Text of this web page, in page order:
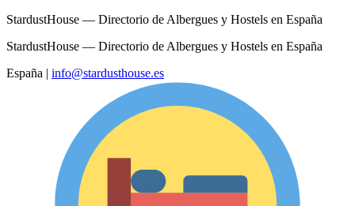
StardustHouse — Directorio de Albergues y Hostels en España
StardustHouse — Directorio de Albergues y Hostels en España
España | info@stardusthouse.es